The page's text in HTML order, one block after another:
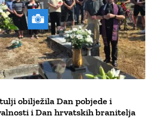
obilježila Dan pobjede i
i Dan hrvatskih branitelja